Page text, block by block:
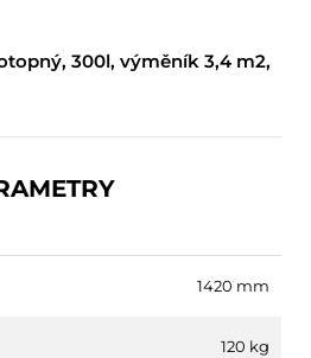
300l, výměník 3,4 m2,
1420 mm
120 kg